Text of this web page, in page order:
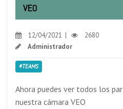
VEO
12/04/2021 | 2680
Administrador
#TEAMS
Ahora puedes ver todos los
nuestra cámara VEO